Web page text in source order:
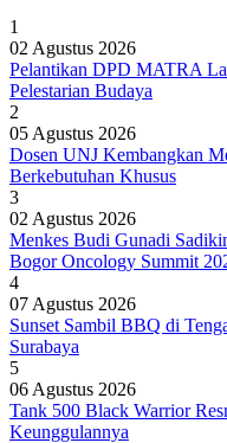
1
02 Agustus 2026
Pelantikan DPD MATRA
Pelestarian Budaya
2
05 Agustus 2026
Dosen UNJ Kembangkan
Berkebutuhan Khusus
3
02 Agustus 2026
Menkes Budi Gunadi
Bogor Oncology Summit
4
07 Agustus 2026
Sunset Sambil BBQ di
Surabaya
5
06 Agustus 2026
Tank 500 Black Warrior
Keunggulannya